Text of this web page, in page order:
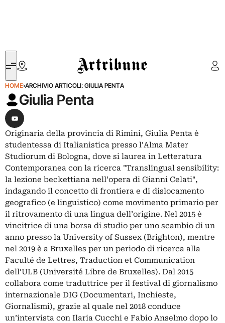
Artribune
HOME›ARCHIVIO ARTICOLI: GIULIA PENTA
Giulia Penta
Seguimi su Youtube
Originaria della provincia di Rimini, Giulia Penta è
studentessa di Italianistica presso l’Alma Mater
Studiorum di Bologna, dove si laurea in Letteratura
Contemporanea con la ricerca "Translingual sensibility:
la lezione beckettiana nell’opera di Gianni Celati",
indagando il concetto di frontiera e di dislocamento
geografico (e linguistico) come movimento primario per
il ritrovamento di una lingua dell’origine. Nel 2015 è
vincitrice di una borsa di studio per uno scambio di un
anno presso la University of Sussex (Brighton), mentre
nel 2019 è a Bruxelles per un periodo di ricerca alla
Faculté de Lettres, Traduction et Communication
dell’ULB (Université Libre de Bruxelles). Dal 2015
collabora come traduttrice per il festival di giornalismo
internazionale DIG (Documentari, Inchieste,
Giornalismi), grazie al quale nel 2018 conduce
un’intervista con Ilaria Cucchi e Fabio Anselmo dopo lo